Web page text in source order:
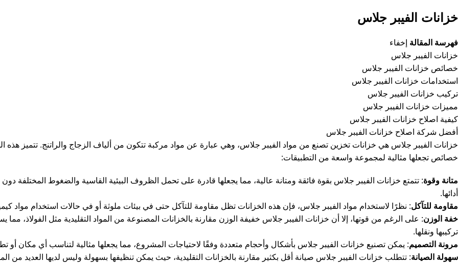
خزانات الفيبر جلاس
فهرسة المقالة إخفاء
خزانات الفيبر جلاس
خصائص خزانات الفيبر جلاس
استخدامات خزانات الفيبر جلاس
تركيب خزانات الفيبر جلاس
مميزات خزانات الفيبر جلاس
كيفية اصلاح خزانات الفيبر جلاس
أفضل شركة اصلاح خزانات الفيبر جلاس
خزانات الفيبر جلاس هي خزانات تخزين تصنع من مواد الفيبر جلاس، وهي عبارة عن مواد مركبة تتكون من ألياف الزجاج والراتنج. تتميز هذه
خصائص تجعلها مثالية لمجموعة واسعة من التطبيقات:
متانة وقوة: تتمتع خزانات الفيبر جلاس بقوة فائقة ومتانة عالية، مما يجعلها قادرة على تحمل الظروف البيئية القاسية والضغوط المختلفة دون
أدائها.
مقاومة للتآكل: نظرًا لاستخدام مواد الفيبر جلاس، فإن هذه الخزانات تظل مقاومة للتآكل حتى في بيئات ملوثة أو في حالات استخدام مواد
خفة الوزن: على الرغم من قوتها، إلا أن خزانات الفيبر جلاس خفيفة الوزن مقارنة بالخزانات المصنوعة من المواد التقليدية مثل الفولاذ، مما
تركيبها ونقلها.
مرونة التصميم: يمكن تصنيع خزانات الفيبر جلاس بأشكال وأحجام متعددة وفقًا لاحتياجات المشروع، مما يجعلها مثالية لتناسب أي مكان أو
سهولة الصيانة: تتطلب خزانات الفيبر جلاس صيانة أقل بكثير مقارنة بالخزانات التقليدية، حيث يمكن تنظيفها بسهولة وليس لديها العديد من